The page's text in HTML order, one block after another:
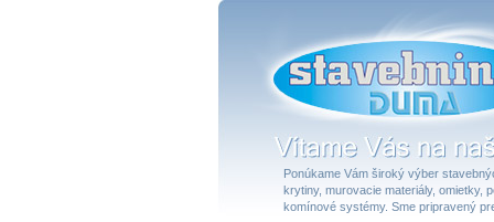
Ponúkame Vám široký výber
krytiny, murovacie materiály, omietky,
komínové systémy. Sme pripravený